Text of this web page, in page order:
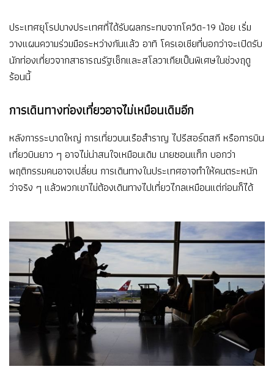
ประเทศยุโรปบางประเทศที่ได้รับผลกระทบจากโควิด-19 น้อย เริ่ม
วางแผนความร่วมมือระหว่างกันแล้ว อาทิ โครเอเชียที่บอกว่าจะเปิดรับ
นักท่องเที่ยวจากสาธารณรัฐเช็กและสโลวาเกียเป็นพิเศษในช่วงฤดู
ร้อนนี้
การเดินทางท่องเที่ยวอาจไม่เหมือนเดิมอีก
หลังการระบาดใหญ่ การเที่ยวบนเรือสำราญ ไปรีสอร์ตสกี หรือการบิน
เที่ยวบินยาว ๆ อาจไม่น่าสนใจเหมือนเดิม นายซอนแท็ก บอกว่า
พฤติกรรมคนอาจเปลี่ยน การเดินทางในประเทศอาจทำให้คนตระหนัก
ว่าจริง ๆ แล้วพวกเขาไม่ต้องเดินทางไปเที่ยวไกลเหมือนแต่ก่อนก็ได้